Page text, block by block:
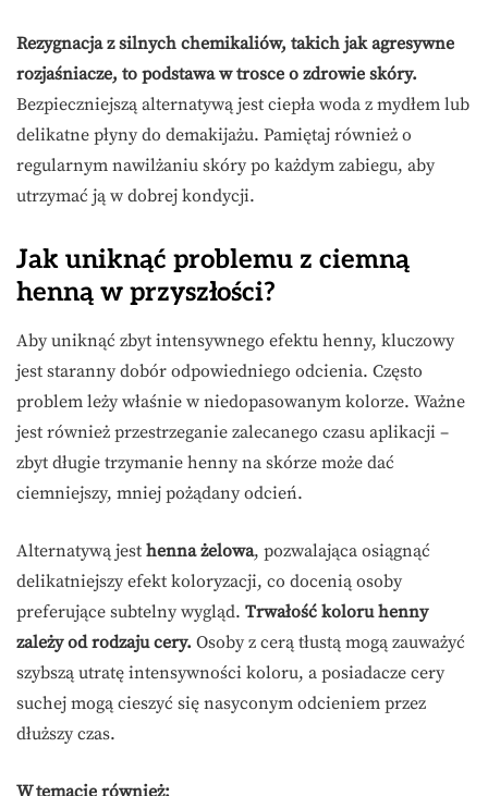
Rezygnacja z silnych chemikaliów, takich jak agresywne
rozjaśniacze, to podstawa w trosce o zdrowie skóry.
Bezpieczniejszą alternatywą jest ciepła woda z mydłem lub
delikatne płyny do demakijażu. Pamiętaj również o
regularnym nawilżaniu skóry po każdym zabiegu, aby
utrzymać ją w dobrej kondycji.
Jak uniknąć problemu z ciemną
henną w przyszłości?
Aby uniknąć zbyt intensywnego efektu henny, kluczowy
jest staranny dobór odpowiedniego odcienia. Często
problem leży właśnie w niedopasowanym kolorze. Ważne
jest również przestrzeganie zalecanego czasu aplikacji –
zbyt długie trzymanie henny na skórze może dać
ciemniejszy, mniej pożądany odcień.
Alternatywą jest henna żelowa, pozwalająca osiągnąć
delikatniejszy efekt koloryzacji, co docenią osoby
preferujące subtelny wygląd. Trwałość koloru henny
zależy od rodzaju cery. Osoby z cerą tłustą mogą zauważyć
szybszą utratę intensywności koloru, a posiadacze cery
suchej mogą cieszyć się nasyconym odcieniem przez
dłuższy czas.